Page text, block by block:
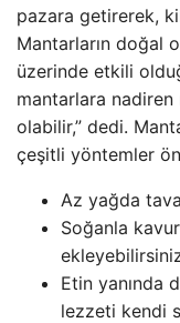
pazara getirerek,
Mantarların doğal
üzerinde etkili
mantarlara nadiren
olabilir,” dedi.
çeşitli yöntemler
Az yağda
Soğanla
Etin yanında
lezzeti kendi